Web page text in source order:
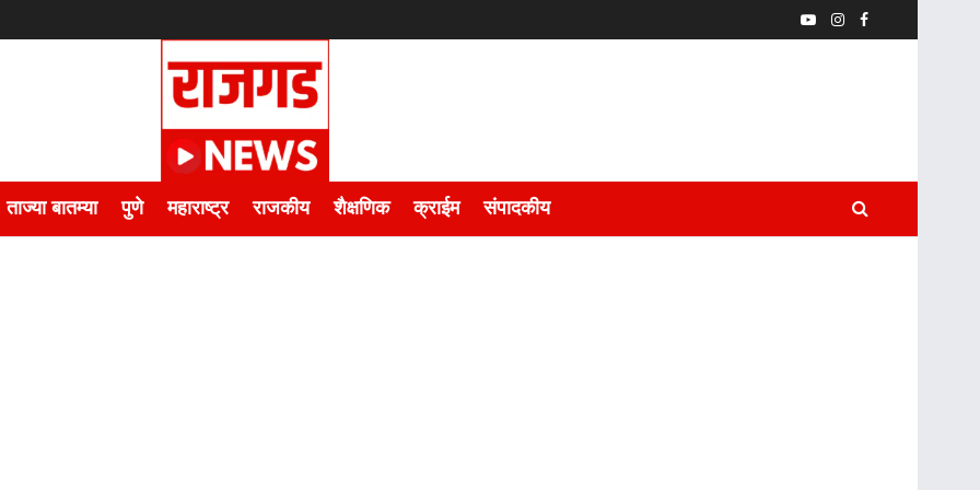
ताज्या बातम्या पुणे महाराष्ट्र राजकीय शैक्षणिक क्राईम संपादकीय